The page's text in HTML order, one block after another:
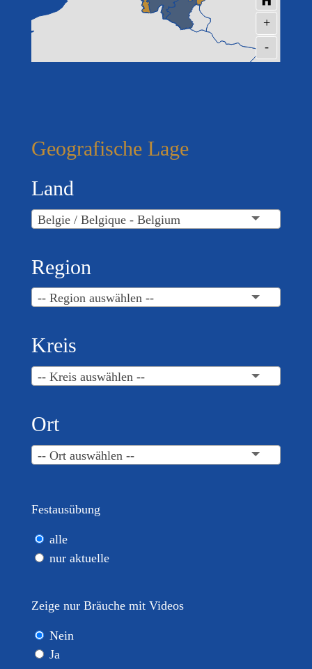
+
-
Geografische Lage
Land
Belgie / Belgique - Belgium
Region
-- Region auswählen --
Kreis
-- Kreis auswählen --
Ort
-- Ort auswählen --
Festausübung
alle
nur aktuelle
Zeige nur Bräuche mit Videos
Nein
Ja